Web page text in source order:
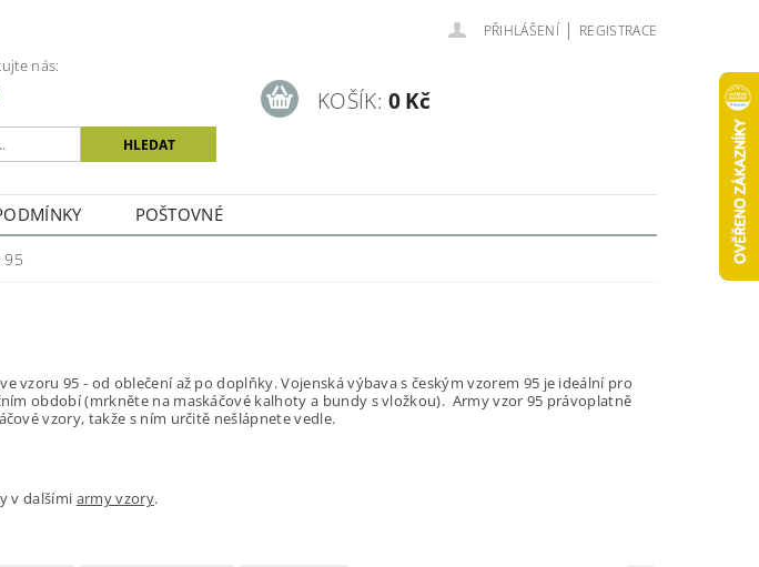
nás:
PŘIHLÁŠENÍ | REGISTRACE
KOŠÍK: 0 Kč
POŠTOVNÉ
95
vzoru 95 - od oblečení až po doplňky. Vojenská výbava s českým vzorem 95 je ideální pro
období (mrkněte na maskáčové kalhoty a bundy s vložkou). Army vzor 95 právoplatně
vzory, takže s ním určitě nešlápnete vedle.
v dalšími army vzory.